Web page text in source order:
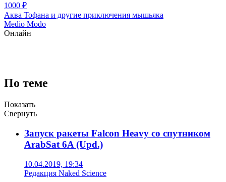
1000 ₽
Аква Тофана и другие приключения мышьяка
Medio Modo
Онлайн
По теме
Показать
Свернуть
Запуск ракеты Falcon Heavy со спутником
ArabSat 6A (Upd.)
10.04.2019, 19:34
Редакция Naked Science